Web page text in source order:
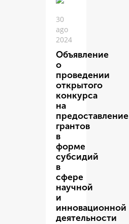
30
ago
2024
Объявление
о
проведении
открытого
конкурса
на
предоставление
грантов
в
форме
субсидий
в
сфере
научной
и
инновационной
деятельности